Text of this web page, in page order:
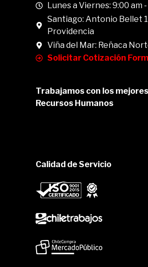
Lunes a Viernes: 9:00 am
Santiago: Antonio Bellet
Providencia
Viña del Mar: Reñaca
Solicitar Cotización
Trabajamos con los
Recursos Humanos
Calidad de Servicio